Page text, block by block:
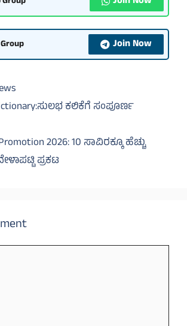
Join Now
ಕಲಿಕೆಗೆ ಸಂಪೂರ್ಣ
2026: 10 ಸಾವಿರಕ್ಕೂ ಹೆಚ್ಚು
ಪ್ರಕಟ